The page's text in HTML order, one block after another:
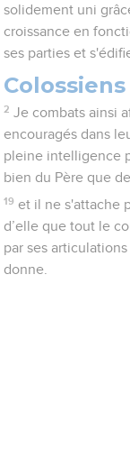
solidement uni
croissance en
ses parties et
Colossiens
2 Je combats ainsi
encouragés dans
pleine intelligence
bien du Père que
19 et il ne s'attache
d’elle que tout le
par ses
donne.